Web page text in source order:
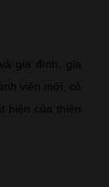
gia đình, gia
viên mới, có
hiện của thiên